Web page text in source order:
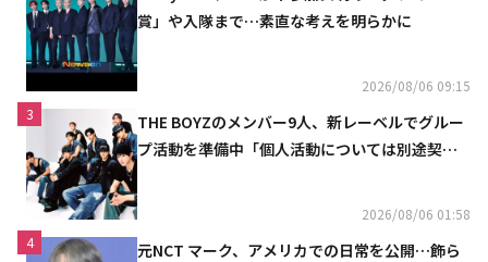
賞」や入隊まで…素直な考えを明らかに
2026/08/06 09:15
3
THE BOYZのメンバー9人、新レーベルでグルー
プ活動を準備中「個人活動については別途契約
2026/08/06 01:58
4
元NCT マーク、アメリカでの日常を公開…飾ら